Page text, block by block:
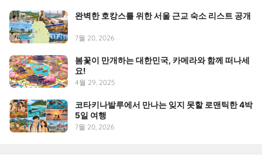
완벽한 호캉스를 위한 서울 근교 숙소 리스트 공개
7월 20, 2026
봄꽃이 만개하는 대한민국, 카메라와 함께 떠나세
요!
4월 29, 2025
코타키나발루에서 만나는 잊지 못할 로맨틱한 4박
5일 여행
7월 20, 2026